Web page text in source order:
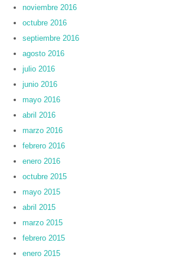
noviembre 2016
octubre 2016
septiembre 2016
agosto 2016
julio 2016
junio 2016
mayo 2016
abril 2016
marzo 2016
febrero 2016
enero 2016
octubre 2015
mayo 2015
abril 2015
marzo 2015
febrero 2015
enero 2015